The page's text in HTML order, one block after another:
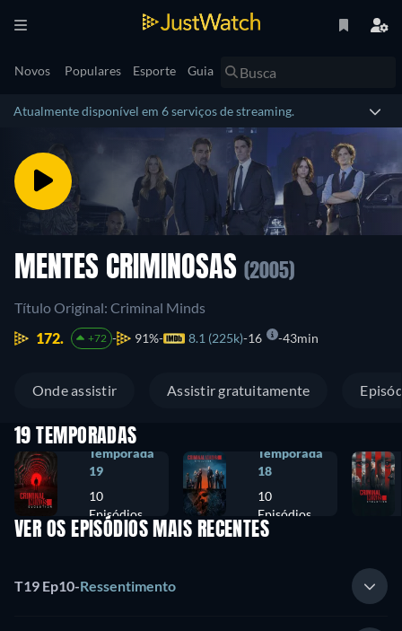
Novos Populares Esporte Guia
Atualmente disponível em 6 serviços de streaming.
MENTES CRIMINOSAS (2005)
Título Original: Criminal Minds
172.
+72 91% 8.1 (225k) 16 43min
Onde assistir Assistir gratuitamente
19 TEMPORADAS
Temporada
19
10
Episódios
Temporada
18
10
Episódios
VER OS EPISÓDIOS MAIS RECENTES
T19 Ep10-Ressentimento